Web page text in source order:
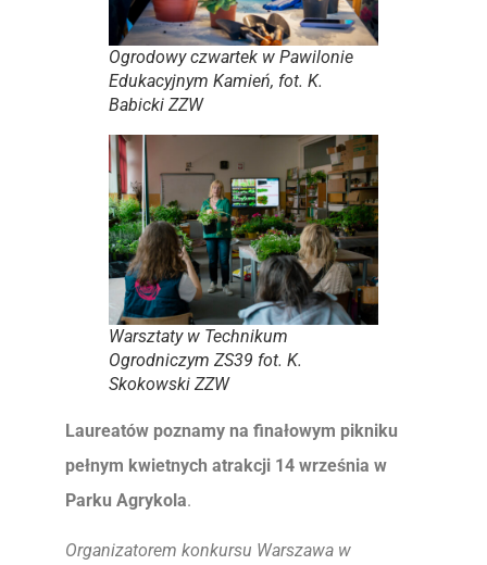
Ogrodowy czwartek w Pawilonie
Edukacyjnym Kamień, fot. K.
Babicki ZZW
Warsztaty w Technikum
Ogrodniczym ZS39 fot. K.
Skokowski ZZW
Laureatów poznamy na finałowym pikniku
pełnym kwietnych atrakcji 14 września w
Parku Agrykola.
Organizatorem konkursu Warszawa w